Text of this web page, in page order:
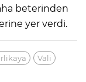
beterinden
yer verdi.
Vali